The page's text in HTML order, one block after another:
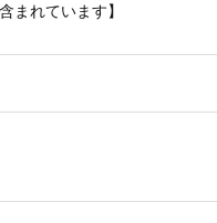
まれています】